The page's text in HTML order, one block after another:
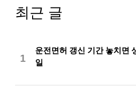
최근 글
1
운전면허 갱신 기간 놓치면
일